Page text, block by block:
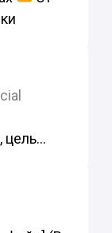
цель
какими
идею